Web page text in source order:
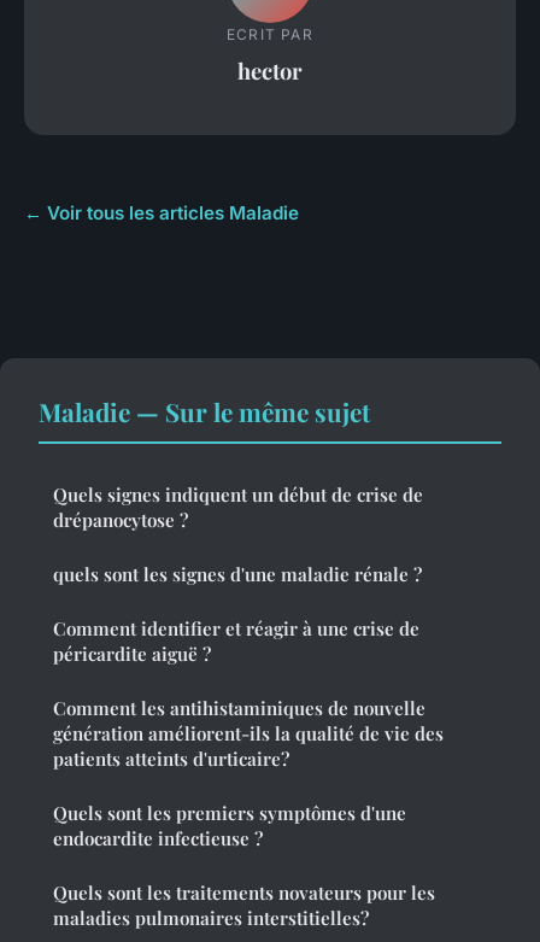
ECRIT PAR
hector
← Voir tous les articles Maladie
Maladie — Sur le même sujet
Quels signes indiquent un début de crise de
drépanocytose ?
quels sont les signes d'une maladie rénale ?
Comment identifier et réagir à une crise de
péricardite aiguë ?
Comment les antihistaminiques de nouvelle
génération améliorent-ils la qualité de vie des
patients atteints d'urticaire?
Quels sont les premiers symptômes d'une
endocardite infectieuse ?
Quels sont les traitements novateurs pour les
maladies pulmonaires interstitielles?